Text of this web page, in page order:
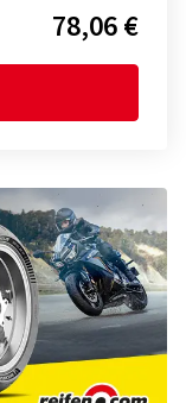
78,06 €